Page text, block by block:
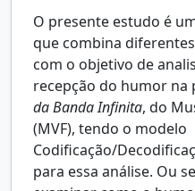
O presente estudo é
que combina
com o objetivo de
recepção do humor na
da Banda Infinita, do
(MVF), tendo o modelo
Codificação/
para essa análise. Ou